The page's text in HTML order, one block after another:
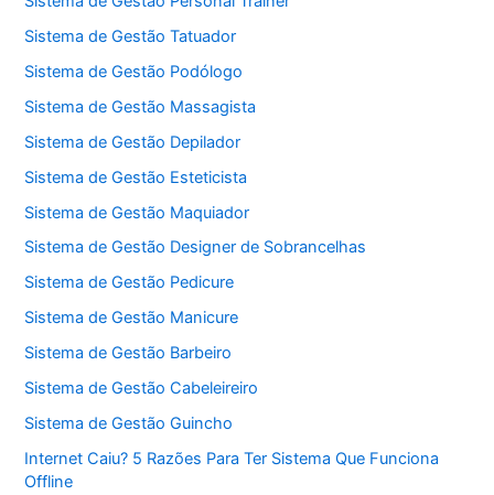
Sistema de Gestão Tatuador
Sistema de Gestão Podólogo
Sistema de Gestão Massagista
Sistema de Gestão Depilador
Sistema de Gestão Esteticista
Sistema de Gestão Maquiador
Sistema de Gestão Designer de Sobrancelhas
Sistema de Gestão Pedicure
Sistema de Gestão Manicure
Sistema de Gestão Barbeiro
Sistema de Gestão Cabeleireiro
Sistema de Gestão Guincho
Internet Caiu? 5 Razões Para Ter Sistema Que Funciona
Offline